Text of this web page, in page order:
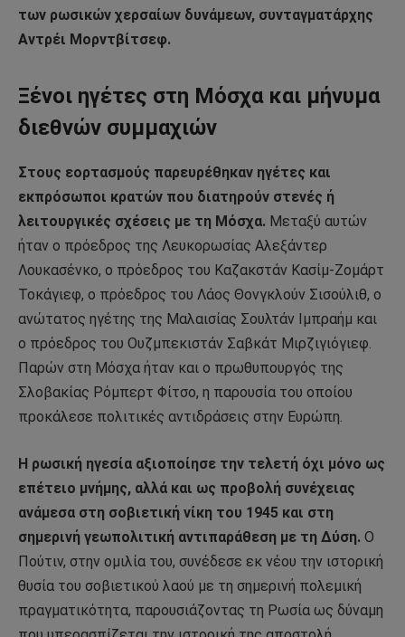
των ρωσικών χερσαίων δυνάμεων, συνταγματάρχης
Αντρέι Μορντβίτσεφ.
Ξένοι ηγέτες στη Μόσχα και μήνυμα
διεθνών συμμαχιών
Στους εορτασμούς παρευρέθηκαν ηγέτες και
εκπρόσωποι κρατών που διατηρούν στενές ή
λειτουργικές σχέσεις με τη Μόσχα. Μεταξύ αυτών
ήταν ο πρόεδρος της Λευκορωσίας Αλεξάντερ
Λουκασένκο, ο πρόεδρος του Καζακστάν Κασίμ-Ζομάρτ
Τοκάγιεφ, ο πρόεδρος του Λάος Θονγκλούν Σισούλιθ, ο
ανώτατος ηγέτης της Μαλαισίας Σουλτάν Ιμπραήμ και
ο πρόεδρος του Ουζμπεκιστάν Σαβκάτ Μιρζιγιόγιεφ.
Παρών στη Μόσχα ήταν και ο πρωθυπουργός της
Σλοβακίας Ρόμπερτ Φίτσο, η παρουσία του οποίου
προκάλεσε πολιτικές αντιδράσεις στην Ευρώπη.
Η ρωσική ηγεσία αξιοποίησε την τελετή όχι μόνο ως
επέτειο μνήμης, αλλά και ως προβολή συνέχειας
ανάμεσα στη σοβιετική νίκη του 1945 και στη
σημερινή γεωπολιτική αντιπαράθεση με τη Δύση. Ο
Πούτιν, στην ομιλία του, συνέδεσε εκ νέου την ιστορική
θυσία του σοβιετικού λαού με τη σημερινή πολεμική
πραγματικότητα, παρουσιάζοντας τη Ρωσία ως δύναμη